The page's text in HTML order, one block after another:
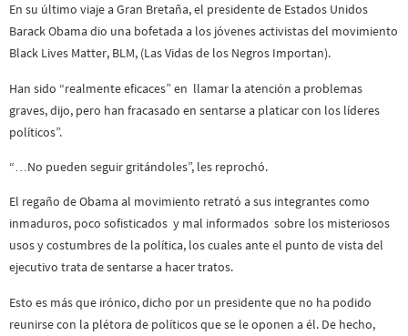
En su último viaje a Gran Bretaña, el presidente de Estados Unidos
Barack Obama dio una bofetada a los jóvenes activistas del movimiento
Black Lives Matter, BLM, (Las Vidas de los Negros Importan).
Han sido “realmente eficaces” en llamar la atención a problemas
graves, dijo, pero han fracasado en sentarse a platicar con los líderes
políticos”.
“…No pueden seguir gritándoles”, les reprochó.
El regaño de Obama al movimiento retrató a sus integrantes como
inmaduros, poco sofisticados y mal informados sobre los misteriosos
usos y costumbres de la política, los cuales ante el punto de vista del
ejecutivo trata de sentarse a hacer tratos.
Esto es más que irónico, dicho por un presidente que no ha podido
reunirse con la plétora de políticos que se le oponen a él. De hecho,